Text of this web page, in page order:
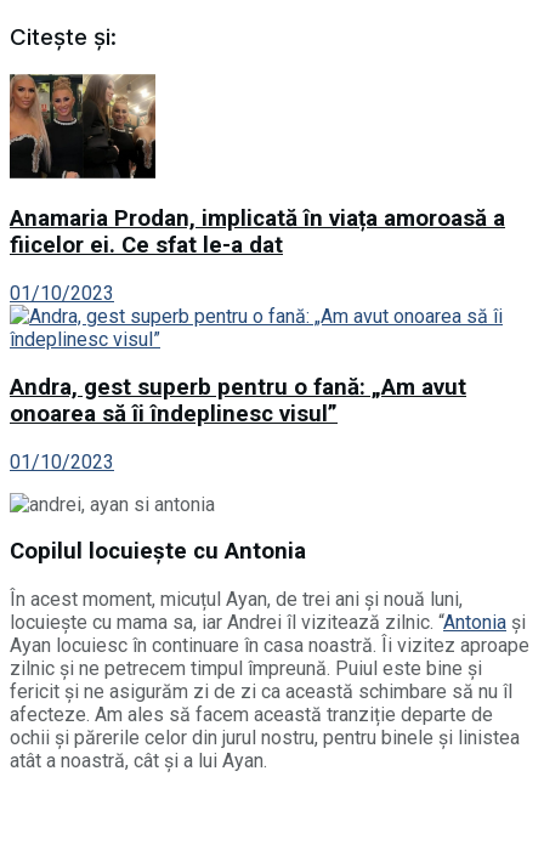
Citește și:
Anamaria Prodan, implicată în viața amoroasă a
fiicelor ei. Ce sfat le-a dat
01/10/2023
Andra, gest superb pentru o fană: „Am avut
onoarea să îi îndeplinesc visul”
01/10/2023
Copilul locuiește cu Antonia
În acest moment, micuțul Ayan, de trei ani și nouă luni,
locuiește cu mama sa, iar Andrei îl vizitează zilnic. “Antonia și
Ayan locuiesc în continuare în casa noastră. Îi vizitez aproape
zilnic și ne petrecem timpul împreună. Puiul este bine și
fericit și ne asigurăm zi de zi ca această schimbare să nu îl
afecteze. Am ales să facem această tranziție departe de
ochii și părerile celor din jurul nostru, pentru binele și linistea
atât a noastră, cât și a lui Ayan.